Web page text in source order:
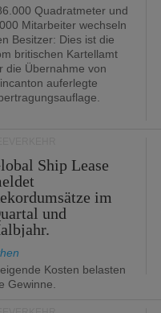
Quadratmeter und
Mitarbeiter wechseln
Besitzer: Dies ist die
britischen Kartellamt
die Übernahme von
auferlegte
Ship Lease
im
und
Kosten belasten
Gewinne.